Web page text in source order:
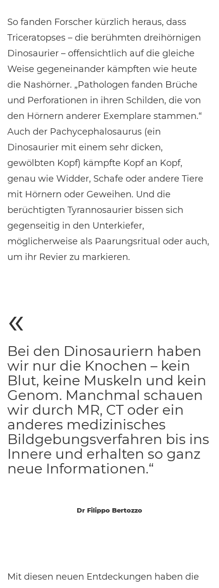
So fanden Forscher kürzlich heraus, dass
Triceratopses – die berühmten dreihörnigen
Dinosaurier – offensichtlich auf die gleiche
Weise gegeneinander kämpften wie heute
die Nashörner. „Pathologen fanden Brüche
und Perforationen in ihren Schilden, die von
den Hörnern anderer Exemplare stammen.“
Auch der Pachycephalosaurus (ein
Dinosaurier mit einem sehr dicken,
gewölbten Kopf) kämpfte Kopf an Kopf,
genau wie Widder, Schafe oder andere Tiere
mit Hörnern oder Geweihen. Und die
berüchtigten Tyrannosaurier bissen sich
gegenseitig in den Unterkiefer,
möglicherweise als Paarungsritual oder auch,
um ihr Revier zu markieren.
Dr Filippo Bertozzo
Bei den Dinosauriern haben
wir nur die Knochen – kein
Blut, keine Muskeln und kein
Genom. Manchmal schauen
wir durch MR, CT oder ein
anderes medizinisches
Bildgebungsverfahren bis ins
Innere und erhalten so ganz
neue Informationen.“
Mit diesen neuen Entdeckungen haben die